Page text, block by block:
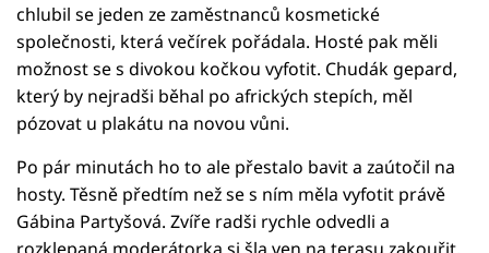
chlubil se jeden ze zaměstnanců kosmetické
společnosti, která večírek pořádala. Hosté pak měli
možnost se s divokou kočkou vyfotit. Chudák gepard,
který by nejradši běhal po afrických stepích, měl
pózovat u plakátu na novou vůni.
Po pár minutách ho to ale přestalo bavit a zaútočil na
hosty. Těsně předtím než se s ním měla vyfotit právě
Gábina Partyšová. Zvíře radši rychle odvedli a